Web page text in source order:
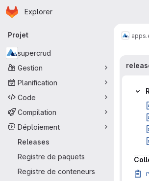
Passer au contenu principal
Page d'accueil
Explorer
Navigation principale
Projet
supercrud
Gestion
Planification
Code
Compilation
Déploiement
Releases
Registre de paquets
Registre de conteneurs